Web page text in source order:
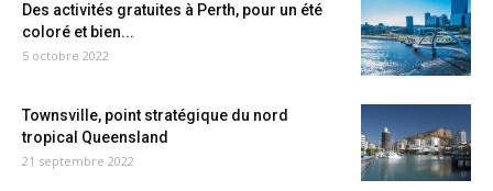
Des activités gratuites à Perth, pour un été
coloré et bien...
5 octobre 2022
Townsville, point stratégique du nord
tropical Queensland
21 septembre 2022